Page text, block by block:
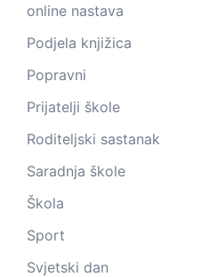
online nastava
Podjela knjižica
Popravni
Prijatelji škole
Roditeljski sastanak
Saradnja škole
Škola
Sport
Svjetski dan